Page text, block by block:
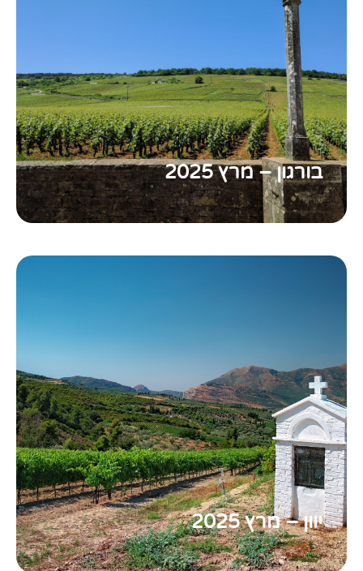
בורגון – מרץ 2025
יוון – מרץ 2025